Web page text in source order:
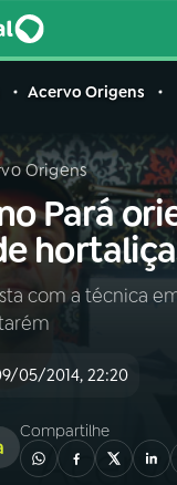
Buscar
Acervo Origens
Origens
Pará
com a técnica
05/2014, 22:20
Compartilhe